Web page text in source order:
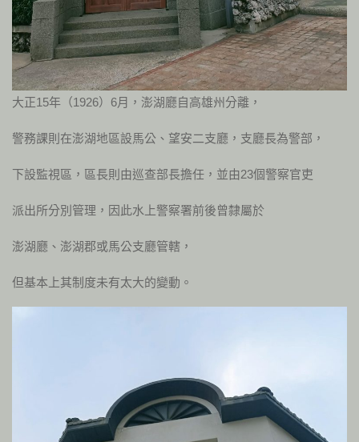
大正15年（1926）6月，澎湖廳自高雄州分離，
警務課則在澎湖地區設馬公、望安二支廳，支廳長為警部，
下設監視區，區長則由巡查部長擔任，並由23個警察官吏
派出所分別管理，因此水上警察署前後曾隸屬於
澎湖廳、澎湖郡或馬公支廳管轄，
但基本上其制度未有太大的變動。